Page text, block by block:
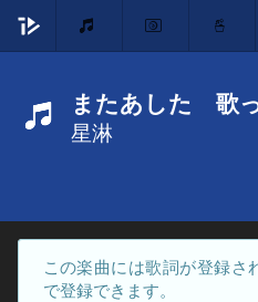
またあした 歌
星淋
この楽曲には歌詞が登録さ
で登録できます。